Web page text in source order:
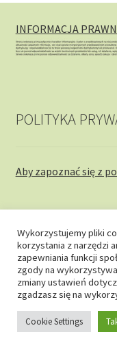
INFORMACJA
POLITYKA
Aby zapoznać się z
© onkobaza.pl 2026
Stworzone z
Wykorzystujemy pliki
korzystania z narzędzi
zapewniania funkcji
zgody na
zmiany ustawień
zgadzasz się na
Cookie Settings